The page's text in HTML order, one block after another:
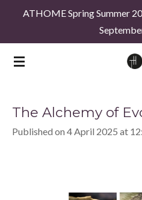
Skip
content
ATHOME Spring Summer
The Alchemy of
Published on 4 April 2025 at